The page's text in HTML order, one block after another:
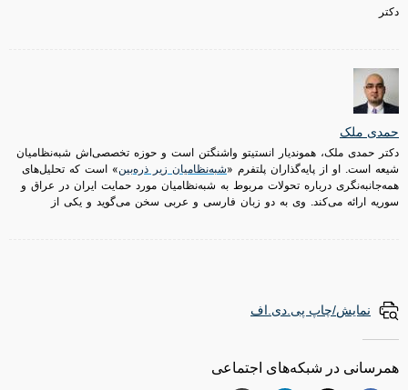
دکتر
حمدی ملک
دکتر حمدی ملک، هموندیار انستیتو واشنگتن است و حوزه تخصصی‌اش شبه‌نظامیان
شیعه است. او از پایه‌گذاران پلتفرم «شبه‌نظامیان زیر ذره‌بین» است که تحلیل‌های
همه‌جانبه‌نگری درباره تحولات مربوط به شبه‌نظامیان مورد حمایت ایران در عراق و
سوریه ارائه می‌کند. وی به دو زبان فارسی و عربی سخن می‌گوید و یکی از
نمایش/چاپ پی.دی.اف
همرسانی در شبکه‌های اجتماعی